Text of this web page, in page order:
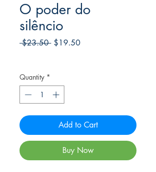
O poder do
silêncio
$23.50 Regular
$19.50Sale
Quantity *
Add to Cart
Buy Now